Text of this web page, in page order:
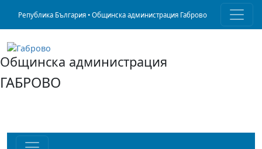
Република България • Общинска администрация Габрово
Общинска администрация
ГАБРОВО